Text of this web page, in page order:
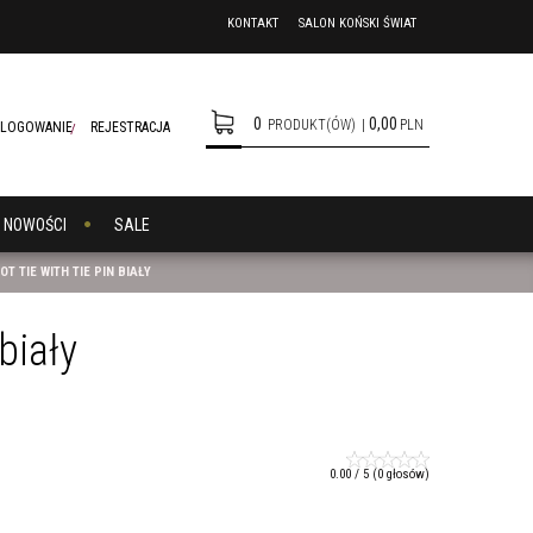
KONTAKT SALON KOŃSKI ŚWIAT
0 PRODUKT(ÓW) 0,00 PLN
LOGOWANIE REJESTRACJA
NOWOŚCI SALE
TIE WITH TIE PIN BIAŁY
0.00 / 5 (0 głosów)